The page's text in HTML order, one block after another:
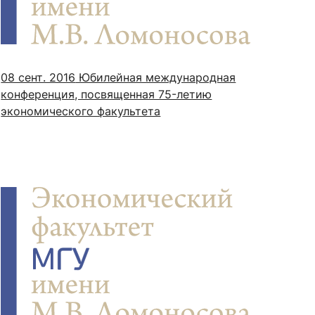
базы
отдел
Студентам
Преподавателям
08 сент. 2016 Юбилейная международная
конференция, посвященная 75-летию
экономического факультета